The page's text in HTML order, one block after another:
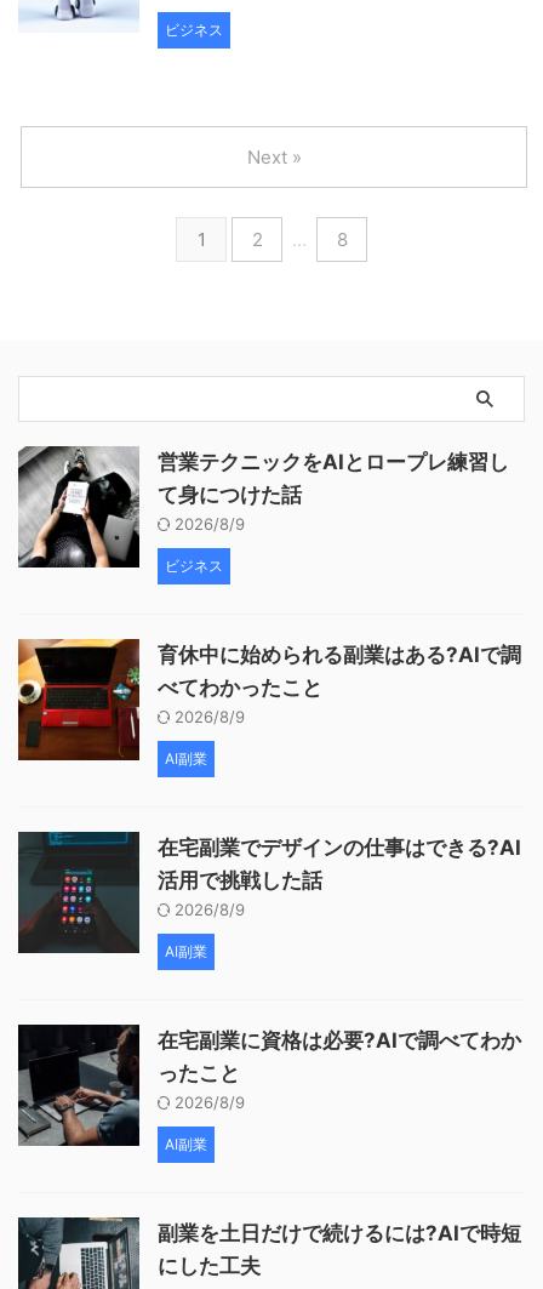
ビジネス
1 2 … 8
Next »
営業テクニックをAIとロープレ練習し
て身につけた話
2026/8/9
ビジネス
育休中に始められる副業はある?AIで調
べてわかったこと
2026/8/9
AI副業
在宅副業でデザインの仕事はできる?AI
活用で挑戦した話
2026/8/9
AI副業
在宅副業に資格は必要?AIで調べてわか
ったこと
2026/8/9
AI副業
副業を土日だけで続けるには?AIで時短
にした工夫